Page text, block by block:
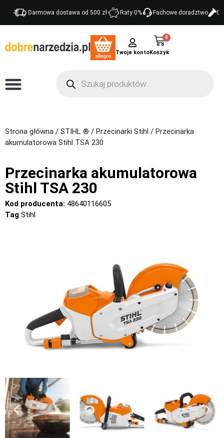
Darmowa dostawa od 500 zł Raty 0% Fachowe doradztwo
Twoje konto
0
Strona główna / STIHL ® / Przecinarki Stihl / Przecinarka
akumulatorowa Stihl TSA 230
Przecinarka akumulatorowa
Stihl TSA 230
Kod producenta: 48640116605
Tag Stihl